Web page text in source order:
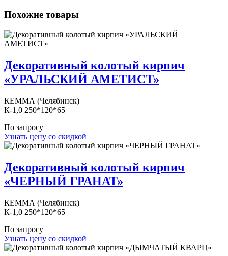
Похожие товары
Декоративный колотый кирпич
«УРАЛЬСКИЙ АМЕТИСТ»
КЕММА (Челябинск)
К-1,0 250*120*65
По запросу
Узнать цену со скидкой
Декоративный колотый кирпич
«ЧЕРНЫЙ ГРАНАТ»
КЕММА (Челябинск)
К-1,0 250*120*65
По запросу
Узнать цену со скидкой